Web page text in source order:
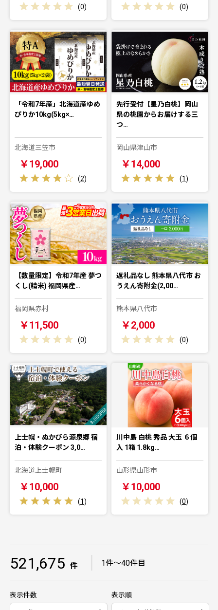
(0) (0)
「令和7年産」北海道産ゆめ
ぴりか10kg(5kg×…
北海道三笠市
￥19,000
(2)
先行受付【星乃白桃】岡山
県の桃園からお届けする三
つ…
岡山県津山市
￥14,000
(1)
【数量限定】令和7年産 夢つ
くし(精米) 福岡県産…
福岡県赤村
￥11,500
(0)
返礼品なし 熊本県八代市 お
うえん寄附金(2,00…
熊本県八代市
￥2,000
(0)
上士幌・ぬかびら源泉郷 宿
泊・体験クーポン 3,0…
北海道上士幌町
￥10,000
(1)
川中島 白桃 秀品 大玉 ６個
入 1箱 1.8kg…
山形県山形市
￥10,000
(0)
521,675 件 1件～40件目
表示件数 表示順